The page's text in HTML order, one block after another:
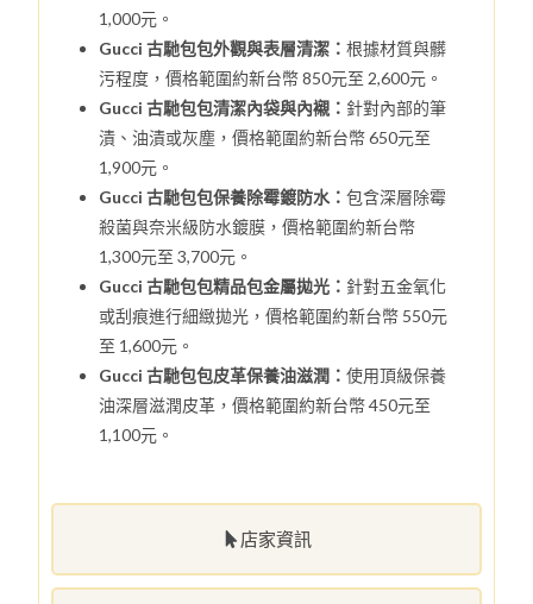
店家資訊
1,000元。
Gucci 古馳包包外觀與表層清潔：根據材質與髒
污程度，價格範圍約新台幣 850元至 2,600元。
Gucci 古馳包包清潔內袋與內襯： 針對內部的筆
漬、油漬或灰塵，價格範圍約新台幣 650元至
1,900元。
Gucci 古馳包包保養除霉鍍防水：包含深層除霉
殺菌與奈米級防水鍍膜，價格範圍約新台幣
1,300元至 3,700元。
Gucci 古馳包包精品包金屬拋光： 針對五金氧化
或刮痕進行細緻拋光，價格範圍約新台幣 550元
至 1,600元。
Gucci 古馳包包皮革保養油滋潤：使用頂級保養
油深層滋潤皮革，價格範圍約新台幣 450元至
1,100元。